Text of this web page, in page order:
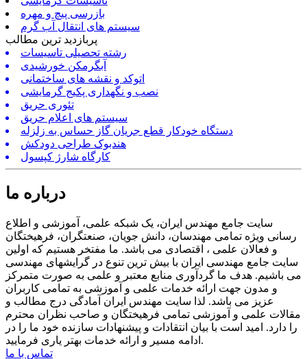
بازرسی پیچ و مهره
سیستم های انتقال آب گرم
پربازدید ترین مطالب
رشته تحصیلی تاسیسات
آبگرمکن خورشیدی
اتوکد و نقشه های ساختمانی
نصب و نگهداری پکیج گرمایشی
تئوری حریق
سیستم های اعلام حریق
دستگاه خودکار قطع جریان گاز حساس به زلزله
هندبوک طراحی دودکش
کارگاه شارژ کپسول
درباره ما
سایت جامع مهندس ایران، یک شبکه علمی، آموزشی و اطلاع
رسانی ویژه تمامی مهندسان، دانش جویان، صنعتگران، فرهیختگان
و فعالان علمی ، اقتصادی می باشد. ما مفتخر هستیم که اولین
سایت جامع مهندسی ایران با بیش ترین تنوع در گرایشهای مهندسی
می باشیم. هدف ما گردآوری منابع معتبر و علمی به صورت متمرکز
و مدون جهت ارائه خدمات علمی و آموزشی به تمامی کاربران
عزیز می باشد. لذا سایت مهندس ایران آمادگی درج مطالب و
مقالات علمی و آموزشی تمامی فرهیختگان و صاحب نظران محترم
را دارد. امید است با بیان انتقادات و پیشنهادات سازنده خود ما را در
ادامه مسیر و ارائه خدمات بهتر یاری فرمایید.
تماس با ما